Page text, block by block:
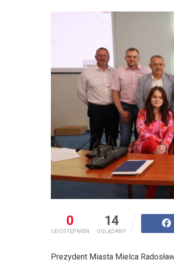
0
UDOSTĘPNIEŃ
14
OGLĄDANY
Prezydent Miasta Mielca